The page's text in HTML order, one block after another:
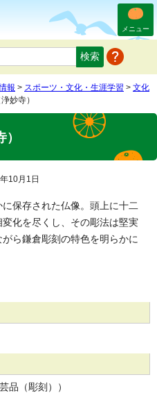
メニュー
報 > スポーツ・文化・生涯学習 > 文化
妙寺）
10月1日
保存された仏像。頭上に十二
化を尽くし、その彫法は堅実
ら鎌倉彫刻の特色を明らかに
品（彫刻））